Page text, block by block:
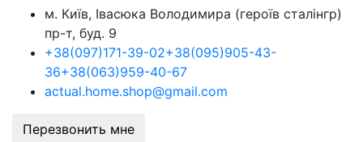
м. Київ, Івасюка Володимира (героїв сталінгр)
пр-т, буд. 9
+38(097)171-39-02+38(095)905-43-
36+38(063)959-40-67
actual.home.shop@gmail.com
Перезвонить мне